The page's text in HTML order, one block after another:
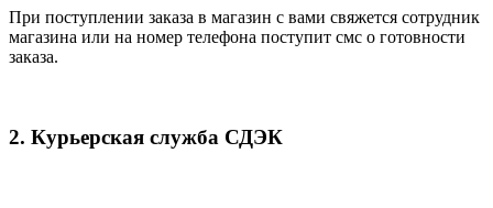
При поступлении заказа в магазин с вами свяжется сотрудник
магазина или на номер телефона поступит смс о готовности
заказа.
2. Курьерская служба СДЭК